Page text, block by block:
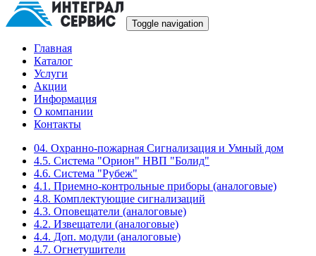
Toggle navigation
Главная
Каталог
Услуги
Акции
Информация
О компании
Контакты
04. Охранно-пожарная Сигнализация и Умный дом
4.5. Система "Орион" НВП "Болид"
4.6. Система "Рубеж"
4.1. Приемно-контрольные приборы (аналоговые)
4.8. Комплектующие сигнализаций
4.3. Оповещатели (аналоговые)
4.2. Извещатели (аналоговые)
4.4. Доп. модули (аналоговые)
4.7. Огнетушители